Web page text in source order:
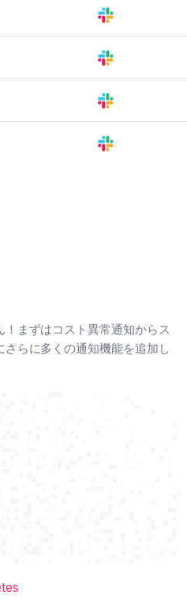
まずはコスト異常通知からス
らに多くの通知機能を追加し